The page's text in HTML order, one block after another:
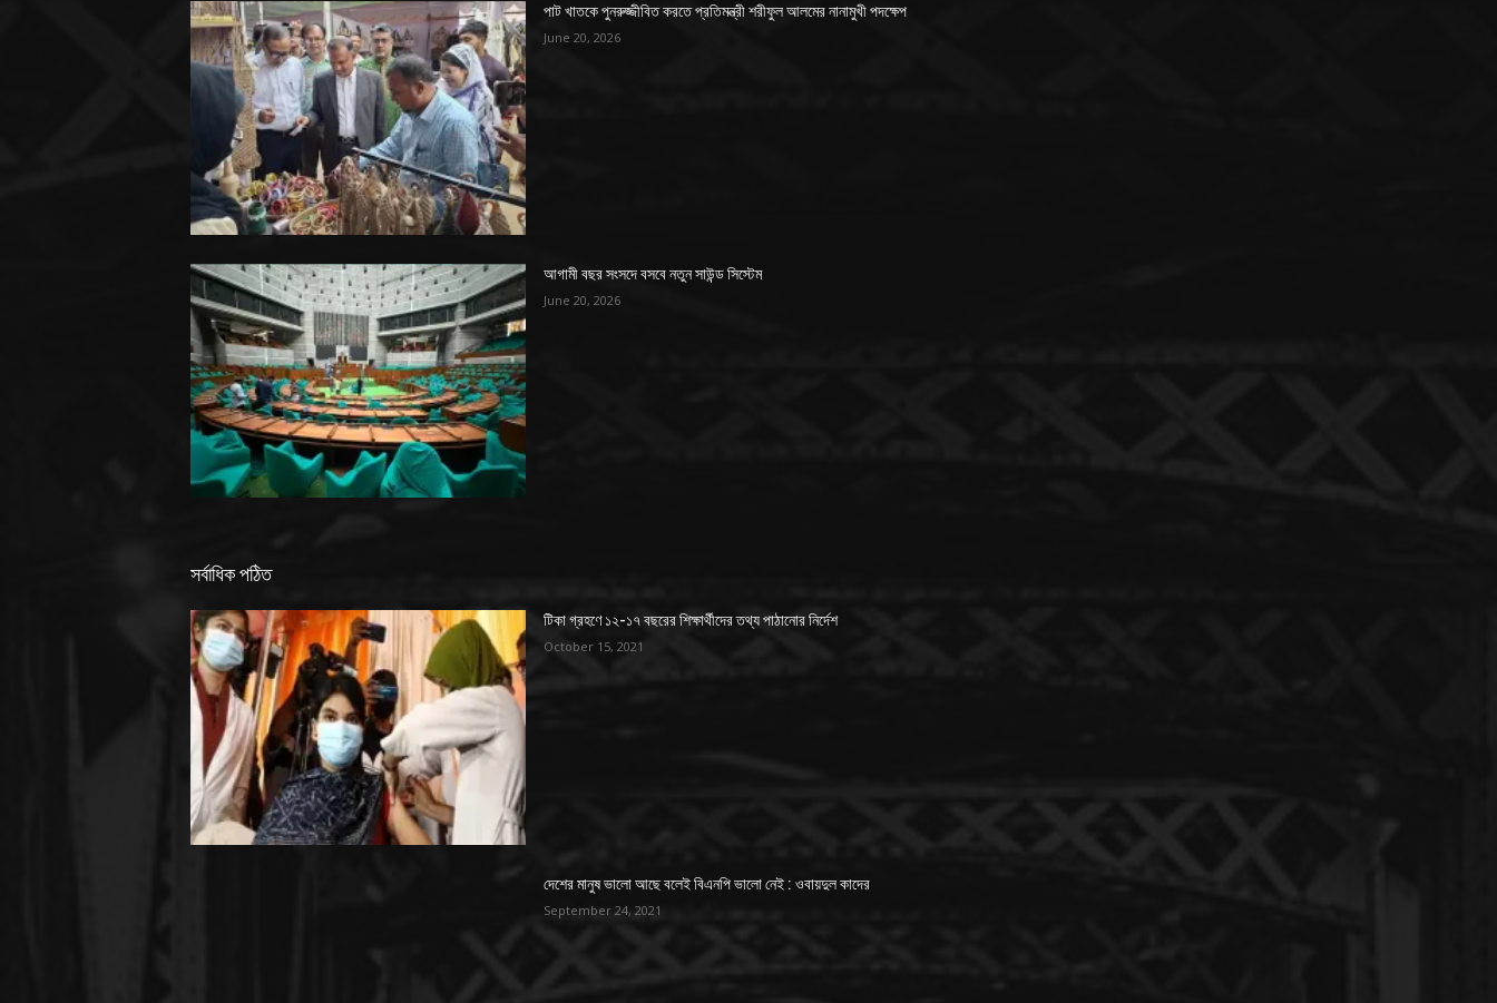
পাট খাতকে পুনরুজ্জীবিত করতে প্রতিমন্ত্রী শরীফুল আলমের নানামুখী পদক্ষেপ
June 20, 2026
আগামী বছর সংসদে বসবে নতুন সাউন্ড সিস্টেম
June 20, 2026
সর্বাধিক পঠিত
টিকা গ্রহণে ১২-১৭ বছরের শিক্ষার্থীদের তথ্য পাঠানোর নির্দেশ
October 15, 2021
দেশের মানুষ ভালো আছে বলেই বিএনপি ভালো নেই : ওবায়দুল কাদের
September 24, 2021